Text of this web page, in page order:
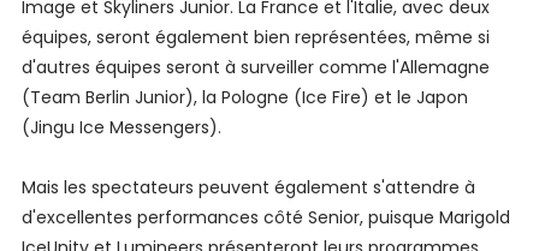
Image et Skyliners Junior. La France et l'Italie, avec deux
équipes, seront également bien représentées, même si
d'autres équipes seront à surveiller comme l'Allemagne
(Team Berlin Junior), la Pologne (Ice Fire) et le Japon
(Jingu Ice Messengers).
Mais les spectateurs peuvent également s'attendre à
d'excellentes performances côté Senior, puisque Marigold